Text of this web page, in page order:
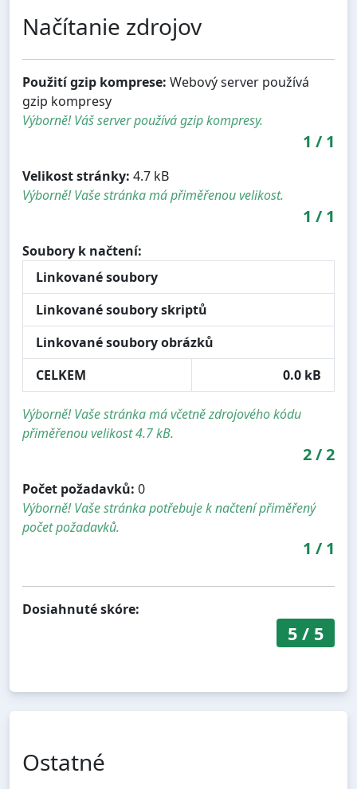
Načítanie zdrojov
Použití gzip komprese: Webový server používá
gzip kompresy
Výborně! Váš server používá gzip kompresy.
1 / 1
Velikost stránky: 4.7 kB
Výborně! Vaše stránka má přiměřenou velikost.
1 / 1
Soubory k načtení:
Linkované soubory
Linkované soubory skriptů
Linkované soubory obrázků
CELKEM
0.0 kB
Výborně! Vaše stránka má včetně zdrojového kódu
přiměřenou velikost 4.7 kB.
2/2
Počet požadavků: 0
Výborně! Vaše stránka potřebuje k načtení přiměřený
počet požadavků.
1 / 1
Dosiahnuté skóre:
5/ 5
Ostatné